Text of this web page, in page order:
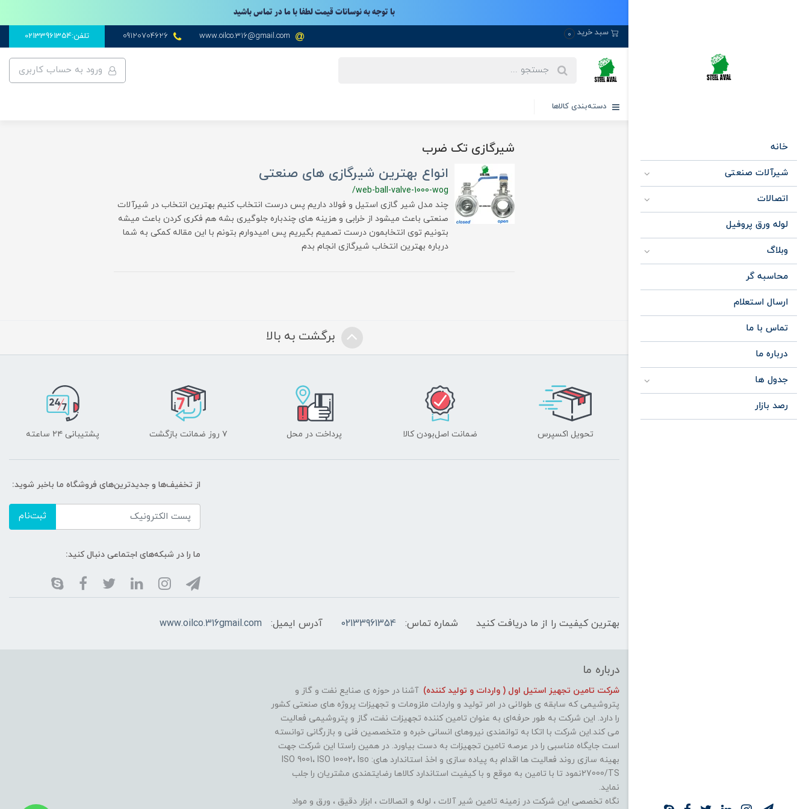
با توجه به نوسانات قیمت لطفا با ما در تماس باشید
سبد خرید 0
www.oilco.316@gmail.com
09120704626 تلفن:02133961354
خانه
شیرآلات صنعتی
اتصالات
لوله ورق پروفیل
وبلاگ
محاسبه گر
ارسال استعلام
تماس با ما
درباره ما
جدول ها
رصد بازار
ورود به حساب کاربری
دسته‌بندی کالاها
شیرگازی تک ضرب
انواع بهترین شیرگازی های صنعتی
/web-ball-valve-1000-wog
چند مدل شیر گازی استیل و فولاد داریم پس درست انتخاب کنیم بهترین انتخاب در شیرآلات
صنعتی باعث میشود از خرابی و هزینه های چندباره جلوگیری بشه هم فکری کردن باعث میشه
بتونیم توی انتخابمون درست تصمیم بگیریم پس امیدوارم بتونم با این مقاله کمکی به شما
درباره بهترین انتخاب شیرگازی انجام بدم
برگشت به بالا
تحویل اکسپرس ضمانت اصل‌بودن کالا پرداخت در محل ۷ روز ضمانت بازگشت پشتیبانی ۲۴ ساعته
از تخفیف‌ها و جدیدترین‌های فروشگاه ما باخبر شوید:
ثبت‌نام
ما را در شبکه‌های اجتماعی دنبال کنید:
بهترین کیفیت را از ما دریافت کنید شماره تماس: 02133961354 آدرس ایمیل: www.oilco.316gmail.com
درباره ما
شرکت تامین تجهیز استیل اول ( واردات و تولید کننده) آشنا در حوزه ی صنایع نفت و گاز و
پتروشیمی که سابقه ی طولانی در امر تولید و واردات ملزومات و تجهیزات پروژه های صنعتی کشور
را دارد. این شرکت به طور حرفه‌ای به عنوان تامین کننده تجهیزات نفت، گاز و پتروشیمی فعالیت
می کند.این شرکت با اتکا به توانمندی نیروهای انسانی خبره و متخصصین فنی و بازرگانی توانسته
است جایگاه مناسبی را در عرصه تامین تجهیزات به دست بیاورد. در همین راستا این شرکت جهت
بهینه سازی روند فعالیت ها اقدام به پیاده سازی و اخذ استاندارد های: ISO 9001، ISO 10002، Iso
27000/TSنمود تا با تامین به موقع و با کیفیت استاندارد کالاها رضایتمندی مشتریان را جلب
نماید.
نگاه تخصصی این شرکت در زمینه تامین شیر آلات ، لوله و اتصالات ، ابزار دقیق ، ورق و مواد